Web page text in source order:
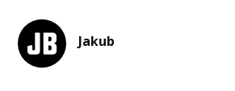
Jakub